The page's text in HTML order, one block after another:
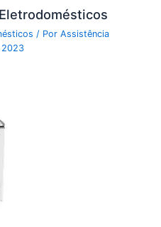
/ PorAssistência
2023